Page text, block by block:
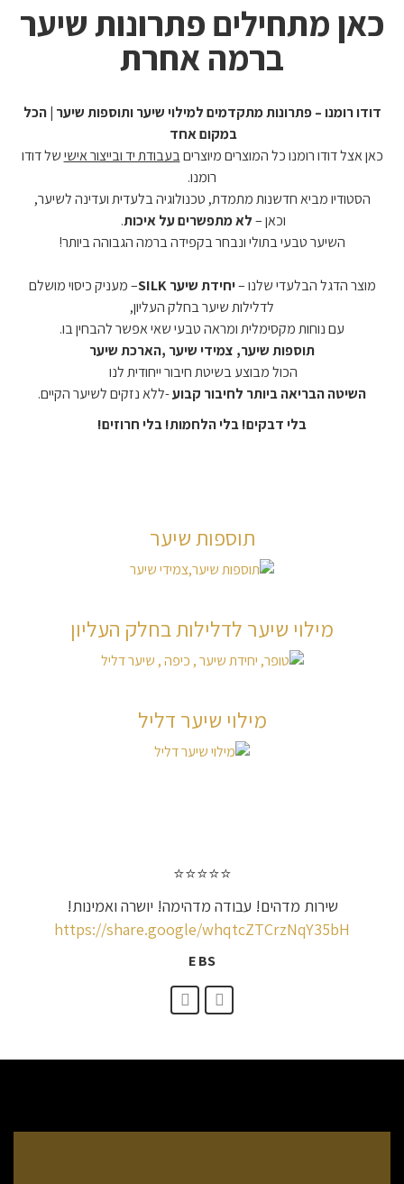
כאן מתחילים פתרונות שיער
ברמה אחרת
דודו רומנו – פתרונות מתקדמים למילוי שיער ותוספות שיער | הכל
במקום אחד
כאן אצל דודו רומנוכל המוצרים מיוצריםבעבודת יד ובייצור אישישל דודו
רומנו.
הסטודיו מביא חדשנות מתמדת, טכנולוגיה בלעדית ועדינה לשיער,
וכאן –לא מתפשרים על איכות.
השיער טבעי בתולי ונבחר בקפידה ברמה הגבוהה ביותר!
מוצר הדגל הבלעדי שלנו –יחידת שיער SILK –מעניק כיסוי מושלם
לדלילות שיער בחלק העליון,
עם נוחות מקסימלית ומראה טבעי שאי אפשר להבחין בו.
תוספות שיער, צמידי שיער ,הארכת שיער
הכול מבוצע בשיטת חיבור ייחודית לנו
השיטה הבריאה ביותר לחיבור קבוע-ללא נזקים לשיער הקיים.
בלי דבקים! בלי הלחמות! בלי חרוזים!
תוספות שיער
מילוי שיער לדלילות בחלק העליון
מילוי שיער דליל
⭐⭐⭐⭐⭐
שירות מדהים! עבודה מדהימה! יושרה ואמינות!
https://share.google/whqtcZTCrzNqY35bH
E BS